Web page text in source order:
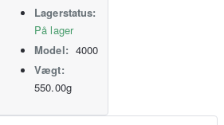
Lagerstatus:
På lager
Model: 4000
Vægt:
550.00g